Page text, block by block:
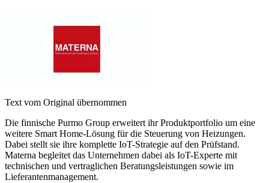
Text vom Original übernommen
Die finnische Purmo Group erweitert ihr Produktportfolio um eine
weitere Smart Home-Lösung für die Steuerung von Heizungen.
Dabei stellt sie ihre komplette IoT-Strategie auf den Prüfstand.
Materna begleitet das Unternehmen dabei als IoT-Experte mit
technischen und vertraglichen Beratungsleistungen sowie im
Lieferantenmanagement.